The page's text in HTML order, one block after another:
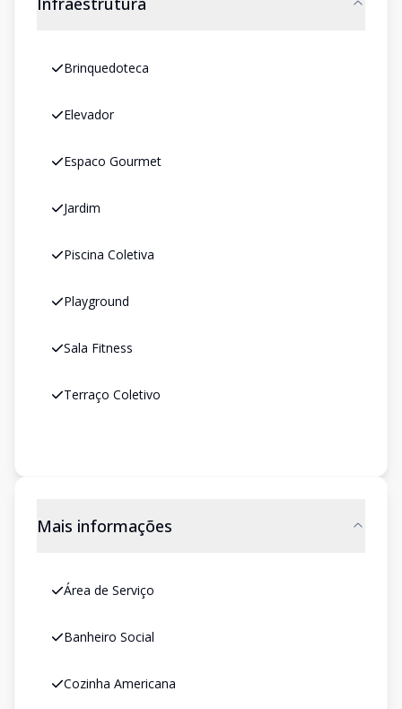
Brinquedoteca
Elevador
Espaco Gourmet
Jardim
Piscina Coletiva
Playground
Sala Fitness
Terraço Coletivo
Mais informações
Área de Serviço
Banheiro Social
Cozinha Americana